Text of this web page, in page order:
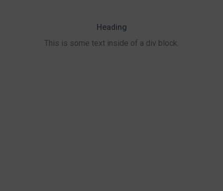
Heading
This is some text inside of a div block.